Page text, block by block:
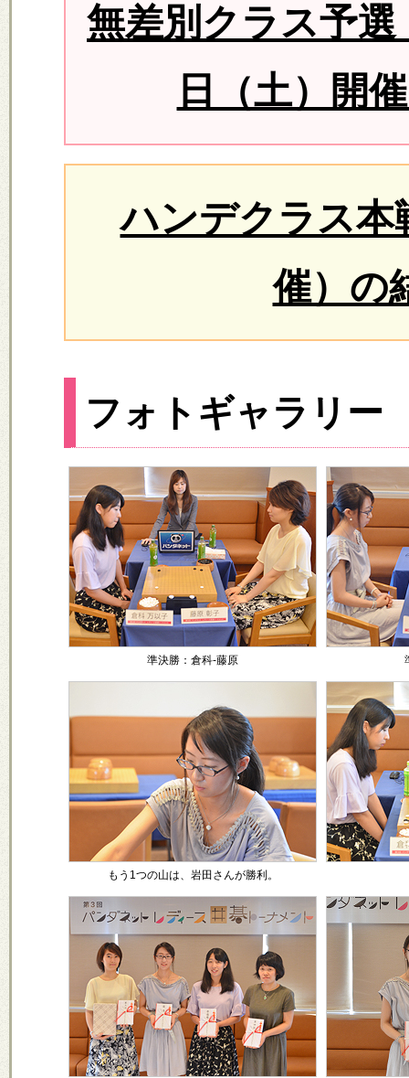
無差別クラス予
日（土）開
ハンデクラス本
催）の
フォトギャラリー
準決勝：倉科-藤原
もう1つの山は、岩田さんが勝利。